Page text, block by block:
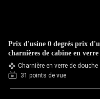
Prix ​​d'usine 0 degrés prix
charnières de cabine en
verreCharnière en verre de douche
31 points de vue